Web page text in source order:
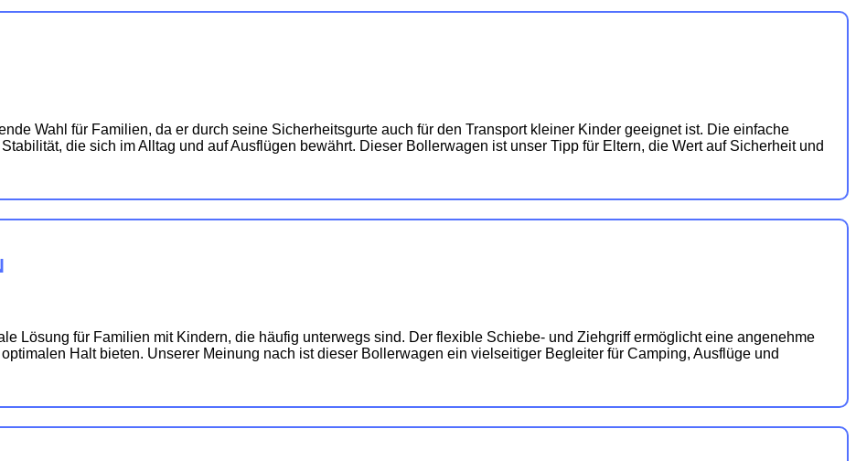
Wahl für Familien, da er durch seine Sicherheitsgurte auch für den Transport kleiner Kinder geeignet ist. Die einfache
die sich im Alltag und auf Ausflügen bewährt. Dieser Bollerwagen ist unser Tipp für Eltern, die Wert auf Sicherheit und
Lösung für Familien mit Kindern, die häufig unterwegs sind. Der flexible Schiebe- und Ziehgriff ermöglicht eine angenehme
Halt bieten. Unserer Meinung nach ist dieser Bollerwagen ein vielseitiger Begleiter für Camping, Ausflüge und